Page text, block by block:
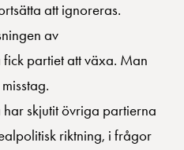
att ignoreras.
av
partiet att växa. Man
skjutit övriga partierna
riktning, i frågor